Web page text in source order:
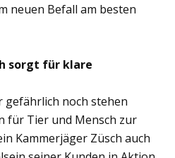
neuen Befall am besten
sorgt für klare
gefährlich noch stehen
für Tier und Mensch zur
Kammerjäger Züsch auch